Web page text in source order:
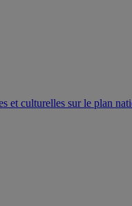
et culturelles sur le plan